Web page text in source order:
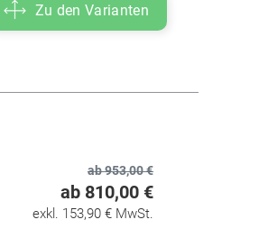
Zu den Varianten
ab 953,00 €
ab 810,00 €
exkl. 153,90 € MwSt.